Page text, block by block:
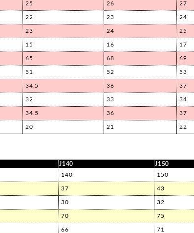
25 26 27
22 23 24
23 24 25
15 16 17
65 68 69
51 52 53
34.5 36 37
32 33 34
34.5 36 37
20 21 22
J140
J150
140 150
37 43
30 32
70 75
66 71